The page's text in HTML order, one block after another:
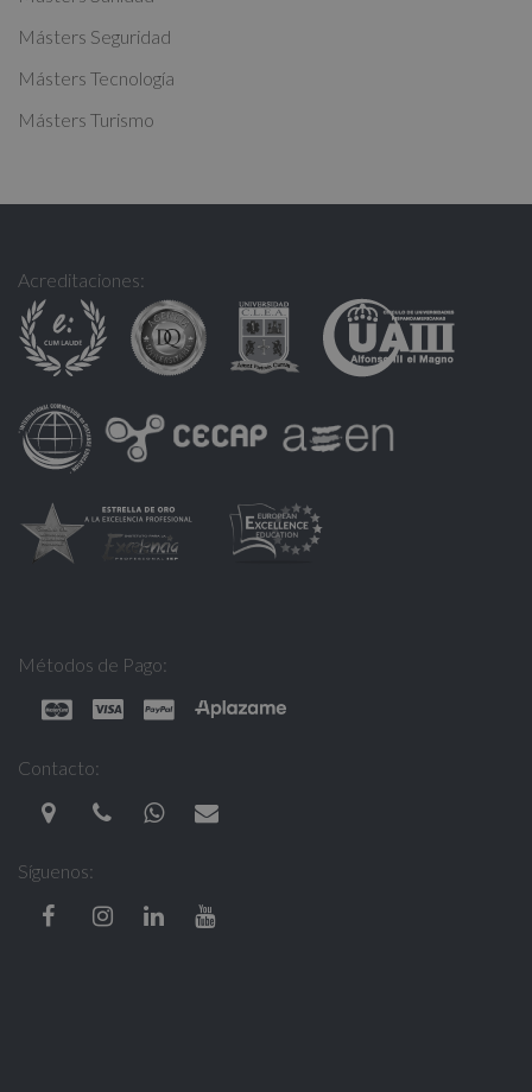
Másters Seguridad
Másters Tecnología
Másters Turismo
Acreditaciones:
Métodos de Pago:
Contacto:
Síguenos: